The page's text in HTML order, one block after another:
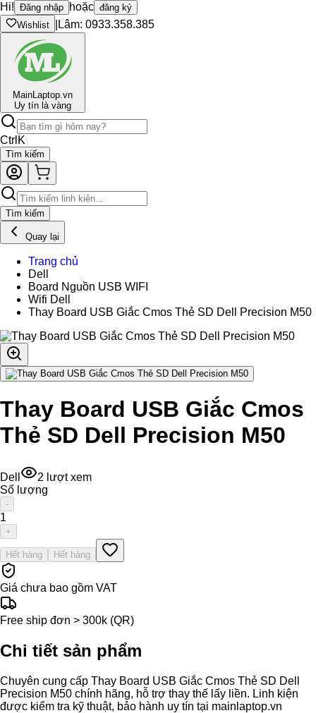
Hi! Đăng nhập hoặc đăng ký
Wishlist
Lâm: 0933.358.385
MainLaptop.vn
Uy tín là vàng
Ctrl K
Tìm kiếm
Tìm kiếm
Quay lại
Trang chủ
Dell
Board Nguồn USB WIFI
Wifi Dell
Thay Board USB Giắc Cmos Thẻ SD Dell Precision M50
Thay Board USB Giắc Cmos
Thẻ SD Dell Precision M50
Dell 2 lượt xem
Số lượng
-
1
+
Hết hàng Hết hàng
Giá chưa bao gồm VAT
Free ship đơn > 300k (QR)
Chi tiết sản phẩm
Chuyên cung cấp Thay Board USB Giắc Cmos Thẻ SD Dell
Precision M50 chính hãng, hỗ trợ thay thế lấy liền. Linh kiện
được kiểm tra kỹ thuật, bảo hành uy tín tại mainlaptop.vn